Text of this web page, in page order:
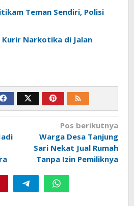
Teman Sendiri, Polisi
Kurir Narkotika di Jalan
Pos berikutnya
Warga Desa Tanjung
Sari Nekat Jual Rumah
Tanpa Izin Pemiliknya